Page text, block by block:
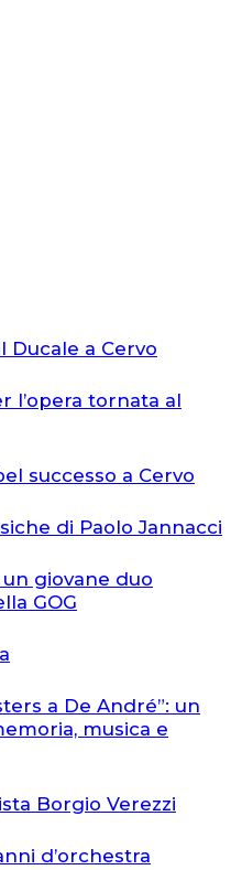
Ducale a Cervo
l’opera tornata al
successo a Cervo
di Paolo Jannacci
giovane duo
GOG
a De André”: un
musica e
Borgio Verezzi
d’orchestra